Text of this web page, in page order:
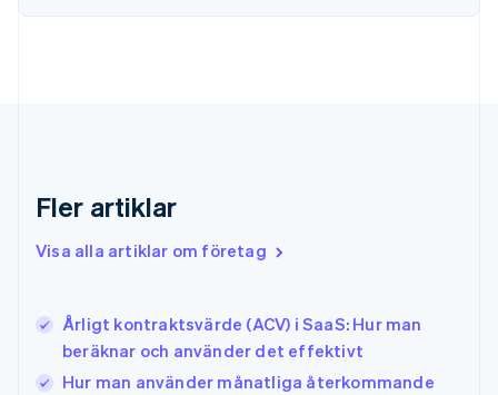
Fler artiklar
Visa alla artiklar om företag
Årligt kontraktsvärde (ACV) i SaaS: Hur man
beräknar och använder det effektivt
Hur man använder månatliga återkommande
简体中文
Indien
Irland
ItalianoEnglish
Japan
日本語